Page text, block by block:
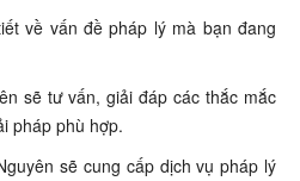
về vấn đề pháp lý mà bạn đang
sẽ tư vấn, giải đáp các thắc mắc
pháp phù hợp.
sẽ cung cấp dịch vụ pháp lý